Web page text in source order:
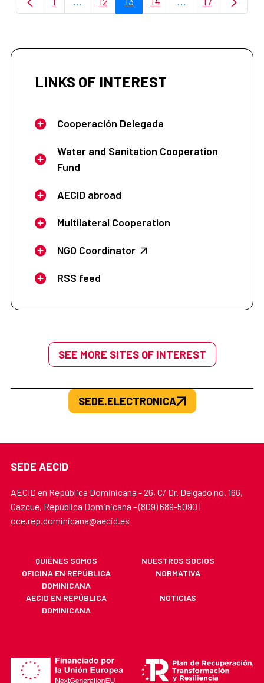
PageIntermediate Pages Use TAB to navigate.
PagePagePageIntermediate
Page
LINKS OF INTEREST
Cooperación Delegada
Water and Sanitation Cooperation
Fund
AECID abroad
Multilateral Cooperation
NGO Coordinator
RSS feed
SEE MORE SITES OF INTEREST
SEDE.ELECTRONICA
SEDE AECID
AECID en República Dominicana - 26, C/ Dr. Delgado no. 166,
Gazcue, República Dominicana - (809) 689-5090 |
oce.rep.dominicana@aecid.es
QUIÉNES SOMOS
NUESTROS SOCIOS
OFICINA EN REPÚBLICA
DOMINICANA
NORMATIVA
AECID EN REPÚBLICA
DOMINICANA
NOTICIAS